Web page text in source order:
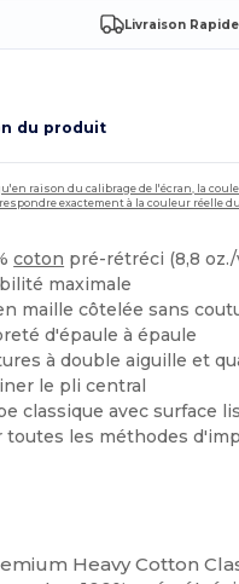
Livraison Rapide
du produit
raison du calibrage de l'écran, la
exactement à la couleur réelle
coton pré-rétréci (8,8
maximale
maille côtelée sans
d'épaule à épaule
à double aiguille et
le pli central
classique avec surface
toutes les méthodes
Heavy Cotton